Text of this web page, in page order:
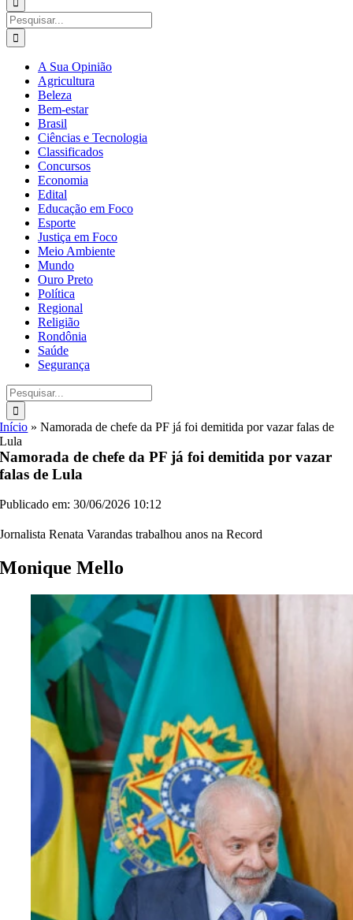
para:
Buscar
resultados
para:
A Sua Opinião
Agricultura
Beleza
Bem-estar
Brasil
Ciências e Tecnologia
Classificados
Concursos
Economia
Edital
Educação em Foco
Esporte
Justiça em Foco
Meio Ambiente
Mundo
Ouro Preto
Política
Regional
Religião
Rondônia
Saúde
Segurança
Buscar
resultados
para:
Início »Namorada de chefe da PF já foi demitida por vazar falas de
Lula
Namorada de chefe da PF já foi demitida por vazar
falas de Lula
Publicado em: 30/06/2026 10:12
Jornalista Renata Varandas trabalhou anos na Record
Monique Mello